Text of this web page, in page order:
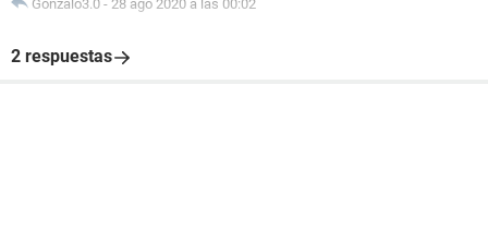
Gonzalo3.0 - 28 ago 2020 a las 00:02
2 respuestas